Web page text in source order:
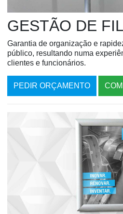
GESTÃO DE
Garantia de organização e
público, resultando numa
clientes e funcionários.
PEDIR ORÇAMENTO